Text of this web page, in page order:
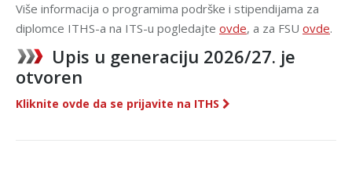
Više informacija o programima podrške i stipendijama za
diplomce ITHS-a na ITS-u pogledajte ovde, a za FSU ovde.
Upis u generaciju 2026/27. je
otvoren
Kliknite ovde da se prijavite na ITHS